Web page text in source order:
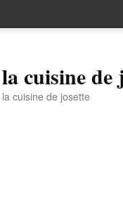
la cuisine de
la cuisine de josette